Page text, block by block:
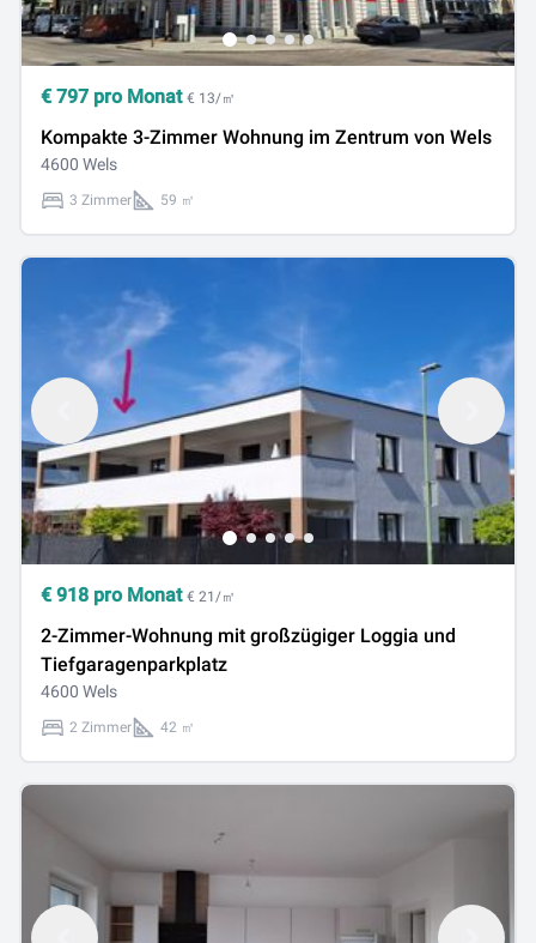
€ 797 pro Monat € 13/㎡
Kompakte 3-Zimmer Wohnung im Zentrum von Wels
4600 Wels
3 Zimmer 59 ㎡
€ 918 pro Monat € 21/㎡
2-Zimmer-Wohnung mit großzügiger Loggia und
Tiefgaragenparkplatz
4600 Wels
2 Zimmer 42 ㎡